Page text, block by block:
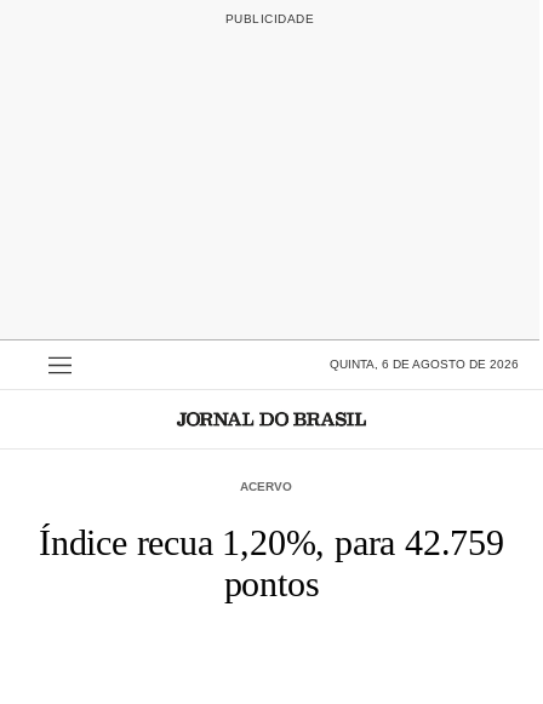
QUINTA, 6 DE AGOSTO DE 2026
ACERVO
Índice recua 1,20%, para 42.759
pontos